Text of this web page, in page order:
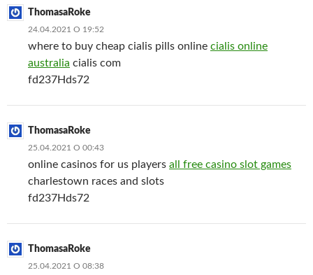
ThomasaRoke
24.04.2021 О 19:52
where to buy cheap cialis pills online cialis online
australia cialis com
fd237Hds72
ThomasaRoke
25.04.2021 О 00:43
online casinos for us players all free casino slot games
charlestown races and slots
fd237Hds72
ThomasaRoke
25.04.2021 О 08:38